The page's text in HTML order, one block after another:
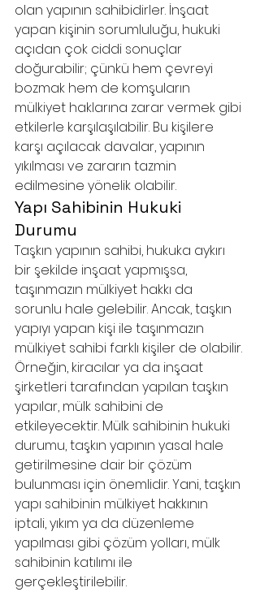
olan yapının sahibidirler. İnşaat
yapan kişinin sorumluluğu, hukuki
açıdan çok ciddi sonuçlar
doğurabilir; çünkü hem çevreyi
bozmak hem de komşuların
mülkiyet haklarına zarar vermek gibi
etkilerle karşılaşılabilir. Bu kişilere
karşı açılacak davalar, yapının
yıkılması ve zararın tazmin
edilmesine yönelik olabilir.
Yapı Sahibinin Hukuki
Durumu
Taşkın yapının sahibi, hukuka aykırı
bir şekilde inşaat yapmışsa,
taşınmazın mülkiyet hakkı da
sorunlu hale gelebilir. Ancak, taşkın
yapıyı yapan kişi ile taşınmazın
mülkiyet sahibi farklı kişiler de olabilir.
Örneğin, kiracılar ya da inşaat
şirketleri tarafından yapılan taşkın
yapılar, mülk sahibini de
etkileyecektir. Mülk sahibinin hukuki
durumu, taşkın yapının yasal hale
getirilmesine dair bir çözüm
bulunması için önemlidir. Yani, taşkın
yapı sahibinin mülkiyet hakkının
iptali, yıkım ya da düzenleme
yapılması gibi çözüm yolları, mülk
sahibinin katılımı ile
gerçekleştirilebilir.